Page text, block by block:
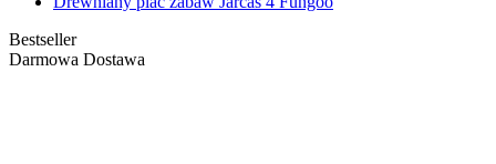
Bestseller
Darmowa Dostawa